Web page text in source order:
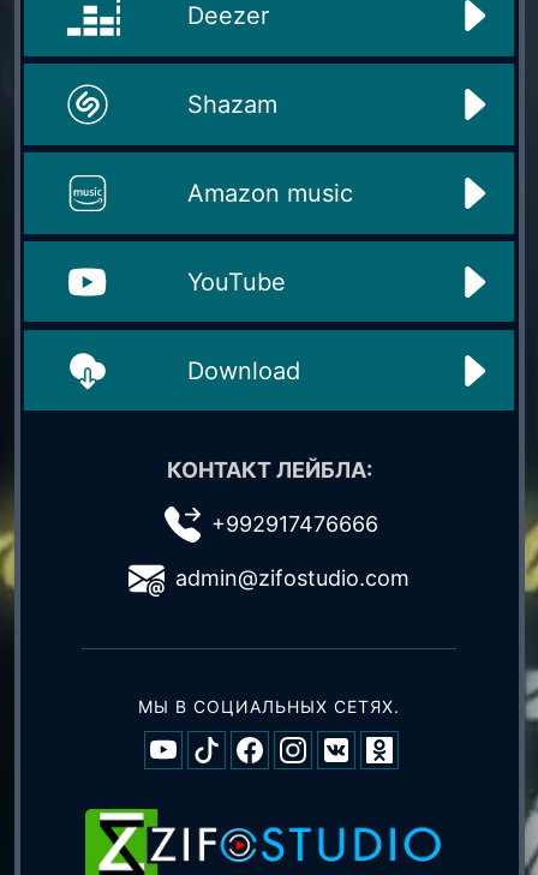
Deezer
Shazam
Amazon music
YouTube
Download
КОНТАКТ ЛЕЙБЛА:
+992917476666
admin@zifostudio.com
МЫ В СОЦИАЛЬНЫХ СЕТЯХ.